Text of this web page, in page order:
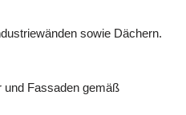
sowie Dächern.
und Fassaden gemäß